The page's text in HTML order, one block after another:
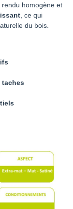
rendu homogène et
, ce qui
du bois.
taches